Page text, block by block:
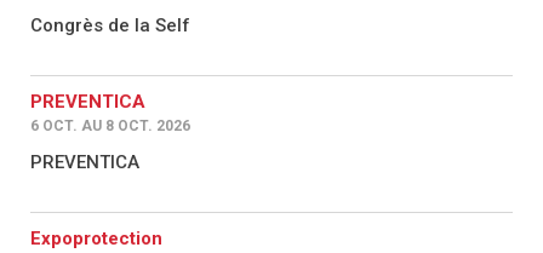
Congrès de la Self
PREVENTICA
6 OCT. AU 8 OCT. 2026
PREVENTICA
Expoprotection